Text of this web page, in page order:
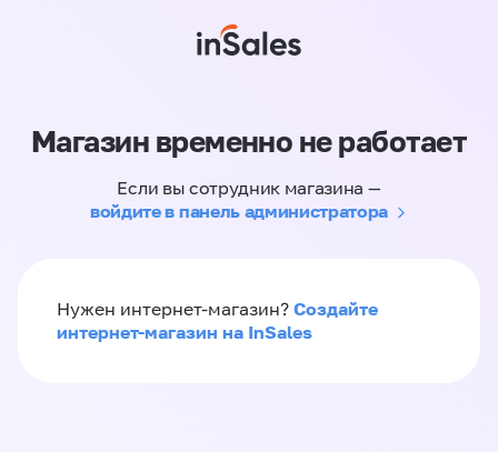
Магазин временно не работает
Если вы сотрудник магазина —
войдите в панель администратора
Нужен интернет-магазин? Создайте
интернет-магазин на InSales